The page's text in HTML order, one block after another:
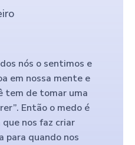
nós o sentimos e
em nossa mente e
tem de tomar uma
Então o medo é
nos faz criar
para quando nos